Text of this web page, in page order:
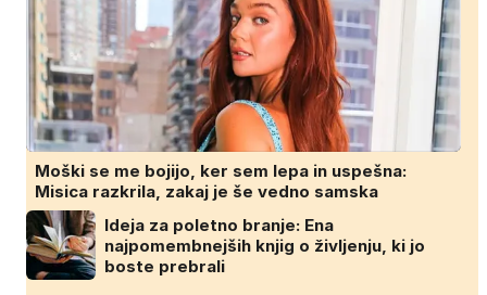
Moški se me bojijo, ker sem lepa in uspešna:
Misica razkrila, zakaj je še vedno samska
Ideja za poletno branje: Ena
najpomembnejših knjig o življenju, ki jo
boste prebrali